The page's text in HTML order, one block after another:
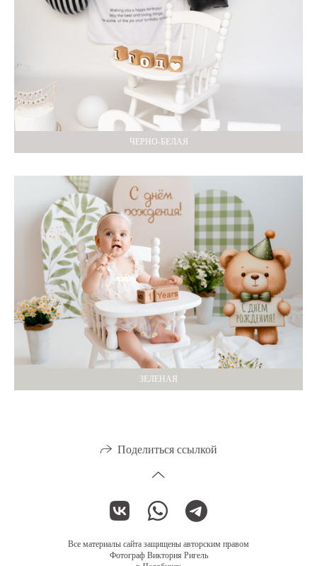
ЧЕРНО-БЕЛАЯ
ЗЕЛЕНАЯ
Поделиться ссылкой
Все материалы сайта защищены авторским правом
Фотограф Виктория Ригель